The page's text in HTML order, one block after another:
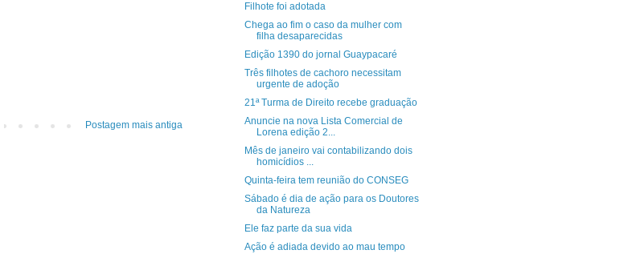
Postagem mais antiga
Filhote foi adotada
Chega ao fim o caso da mulher com
filha desaparecidas
Edição 1390 do jornal Guaypacaré
Três filhotes de cachoro necessitam
urgente de adoção
21ª Turma de Direito recebe graduação
Anuncie na nova Lista Comercial de
Lorena edição 2...
Mês de janeiro vai contabilizando dois
homicídios ...
Quinta-feira tem reunião do CONSEG
Sábado é dia de ação para os Doutores
da Natureza
Ele faz parte da sua vida
Ação é adiada devido ao mau tempo